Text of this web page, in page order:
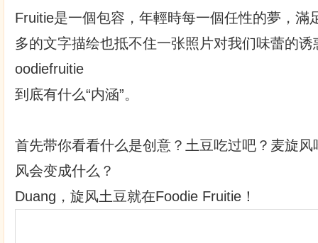
Fruitie是一個包容，年輕時每一個任性的夢，滿
多的文字描绘也抵不住一张照片对我们味蕾的
oodiefruitie
到底有什么“内涵”。
首先带你看看什么是创意？土豆吃过吧？麦旋
风会变成什么？
Duang，旋风土豆就在Foodie Fruitie！